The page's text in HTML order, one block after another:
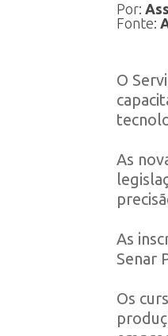
Por:
Fonte:
O
As
As
Senar
Os